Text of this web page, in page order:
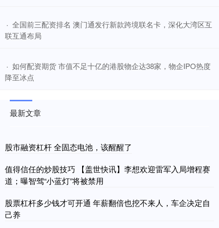
· ​全国前三配资排名 澳门通发行新款跨境联名卡，深化大湾区互
联互通布局
· ​如何配资期货 市值不足十亿的港股物企达38家，物企IPO热度
降至冰点
最新文章
股市融资杠杆 全固态电池，该醒醒了
值得信任的炒股技巧 【盖世快讯】李想欢迎雷军入局增程赛
道；曝智驾“小蓝灯”将被禁用
股票杠杆多少钱才可开通 年薪翻倍也挖不来人，车企决定自
己养